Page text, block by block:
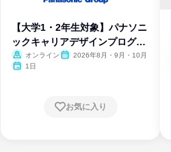
【大学1・2年生対象】パナソニ
ックキャリアデザインプログラ
ム
オンライン
2026年8月・9月・10月
1日
お気に入り